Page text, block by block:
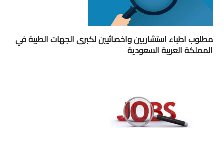
مطلوب اطباء استشاريين واخصائيين لكبرى الجهات الطبية في
المملكة العربية السعودية